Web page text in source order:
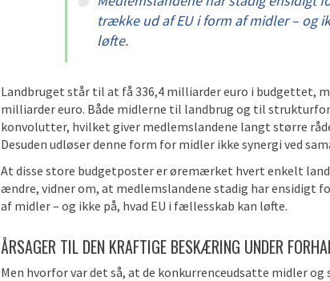
trække ud af EU i form af midler – og
løfte.
Landbruget står til at få 336,4 milliarder euro i budgettet,
milliarder euro. Både midlerne til landbrug og til
konvolutter, hvilket giver medlemslandene langt større
Desuden udløser denne form for midler ikke synergi ved
At disse store budgetposter er øremærket hvert enkelt
ændre, vidner om, at medlemslandene stadig har ensidigt
af midler – og ikke på, hvad EU i fællesskab kan løfte.
ÅRSAGER TIL DEN KRAFTIGE BESKÆRING UNDER
Men hvorfor var det så, at de konkurrenceudsatte midler